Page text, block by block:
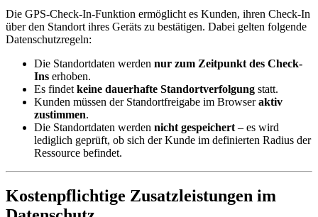
Die GPS-Check-In-Funktion ermöglicht es Kunden, ihren Check-In
über den Standort ihres Geräts zu bestätigen. Dabei gelten folgende
Datenschutzregeln:
Die Standortdaten werden nur zum Zeitpunkt des Check-
Ins erhoben.
Es findet keine dauerhafte Standortverfolgung statt.
Kunden müssen der Standortfreigabe im Browseraktiv
zustimmen.
Die Standortdaten werden nicht gespeichert – es wird
lediglich geprüft, ob sich der Kunde im definierten Radius der
Ressource befindet.
Kostenpflichtige Zusatzleistungen im